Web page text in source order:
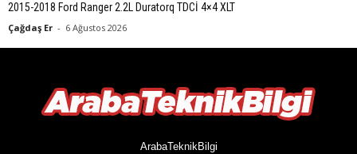
2015-2018 Ford Ranger 2.2L Duratorq TDCİ 4×4 XLT
Çağdaş Er - 6 Ağustos 2026
ArabaTeknikBilgi